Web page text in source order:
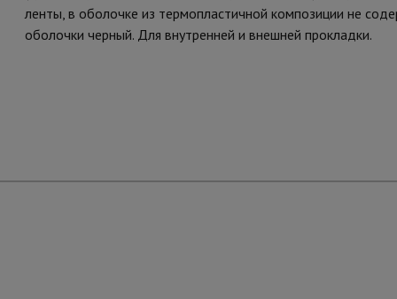
ленты, в оболочке из термопластичной композиции не
оболочки черный. Для внутренней и внешней прокладки.